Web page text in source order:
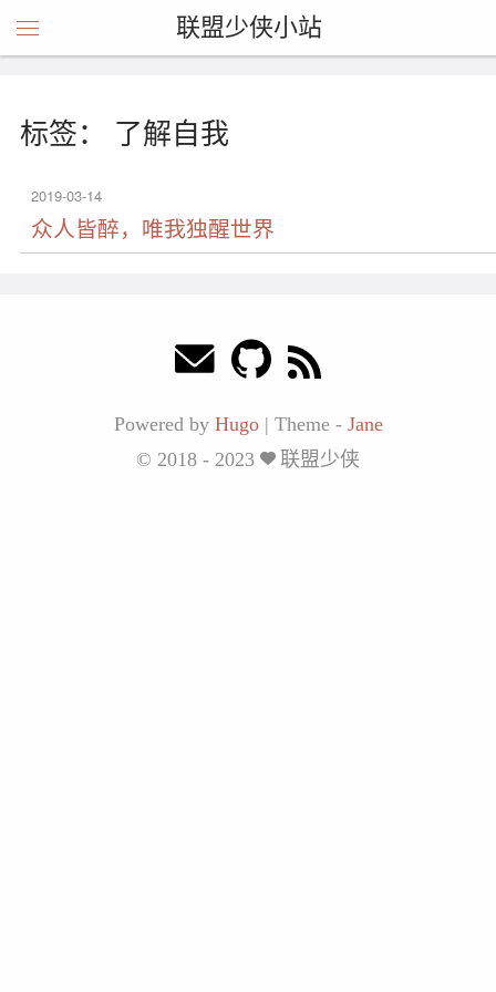
联盟少侠小站
标签： 了解自我
2019-03-14
众人皆醉，唯我独醒世界
Powered by Hugo | Theme - Jane
© 2018 - 2023
联盟少侠